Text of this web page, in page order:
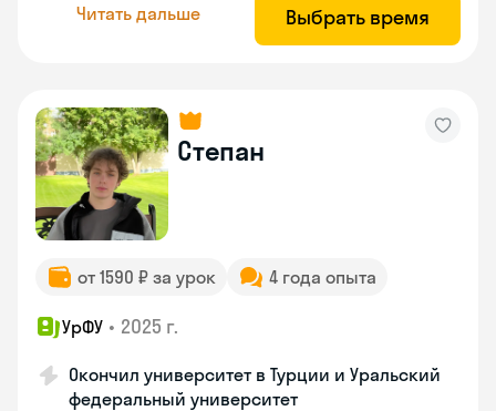
Читать дальше Выбрать время
Степан
от 1590 ₽ за урок 4 года опыта
УрФУ • 2025 г.
Окончил университет в Турции и Уральский
федеральный университет